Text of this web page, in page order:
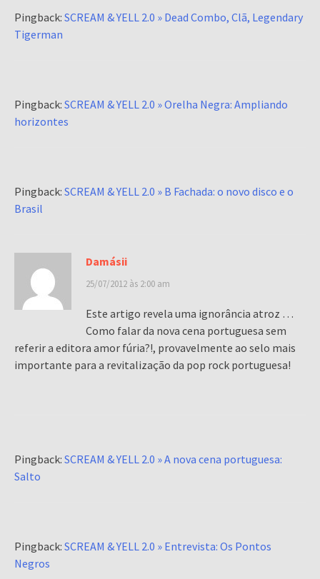
Pingback: SCREAM & YELL 2.0 » Dead Combo, Clã, Legendary
Tigerman
Pingback: SCREAM & YELL 2.0 » Orelha Negra: Ampliando
horizontes
Pingback: SCREAM & YELL 2.0 » B Fachada: o novo disco e o
Brasil
Damásii
25/07/2012 às 2:00 am
Este artigo revela uma ignorância atroz …
Como falar da nova cena portuguesa sem
referir a editora amor fúria?!, provavelmente ao selo mais
importante para a revitalização da pop rock portuguesa!
Pingback: SCREAM & YELL 2.0 » A nova cena portuguesa:
Salto
Pingback: SCREAM & YELL 2.0 » Entrevista: Os Pontos
Negros